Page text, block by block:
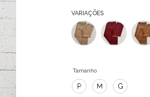
VARIAÇÕES
Tamanho
P M G